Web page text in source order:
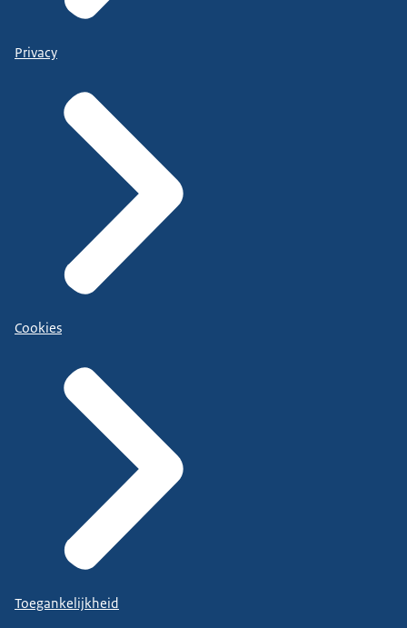
Privacy
Cookies
Toegankelijkheid